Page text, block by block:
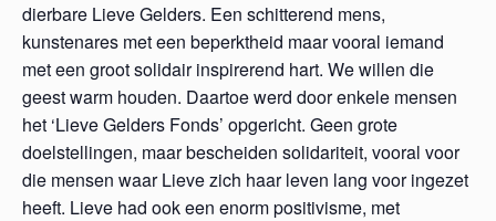
dierbare Lieve Gelders. Een schitterend mens,
kunstenares met een beperktheid maar vooral iemand
met een groot solidair inspirerend hart. We willen die
geest warm houden. Daartoe werd door enkele mensen
het ‘Lieve Gelders Fonds’ opgericht. Geen grote
doelstellingen, maar bescheiden solidariteit, vooral voor
die mensen waar Lieve zich haar leven lang voor ingezet
heeft. Lieve had ook een enorm positivisme, met